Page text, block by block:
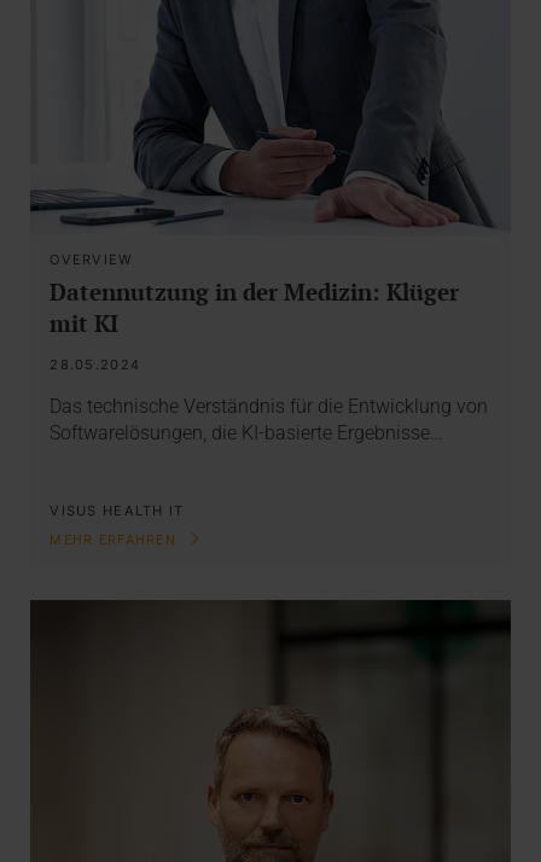
OVERVIEW
Datennutzung in der Medizin: Klüger
mit KI
28.05.2024
Das technische Verständnis für die Entwicklung von
Softwarelösungen, die KI-basierte Ergebnisse…
VISUS HEALTH IT
MEHR ERFAHREN